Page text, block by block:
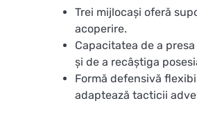
Trei mijlocași oferă
acoperire.
Capacitatea de a
și de a recâștiga
Formă defensivă
adaptează tacticii